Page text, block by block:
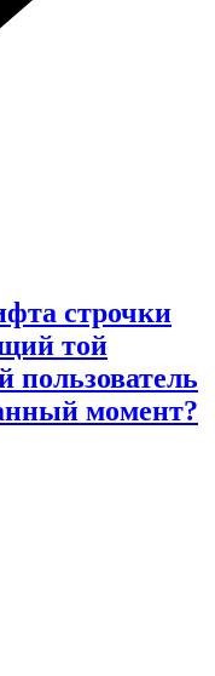
строчки
той
пользователь
момент?